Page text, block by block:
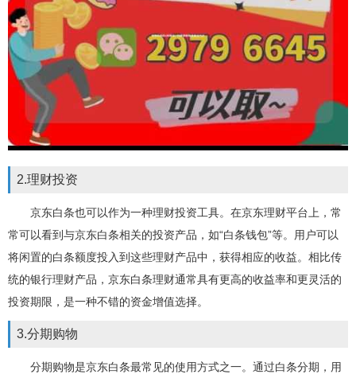
2.理财投资
京东白条也可以作为一种理财投资工具。在京东理财平台上，常
常可以看到与京东白条相关的投资产品，如“白条钱包”等。用户可以
将闲置的白条额度投入到这些理财产品中，获得相应的收益。相比传
统的银行理财产品，京东白条理财通常具有更高的收益率和更灵活的
投资期限，是一种不错的资金增值选择。
3.分期购物
分期购物是京东白条最常见的使用方式之一。通过白条分期，用